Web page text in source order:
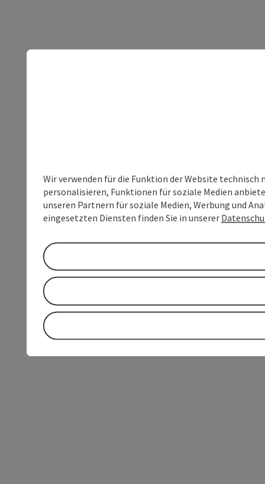
Wir verwenden für die Funktion der Website
personalisieren, Funktionen für soziale Medien
unseren Partnern für soziale Medien, Werbung und
eingesetzten Diensten finden Sie in unserer